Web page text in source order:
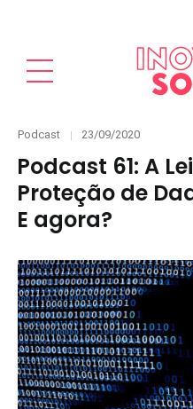
Categories
Podcast
Posted
23/09/2020
Podcast 61: A
Proteção de
E agora?